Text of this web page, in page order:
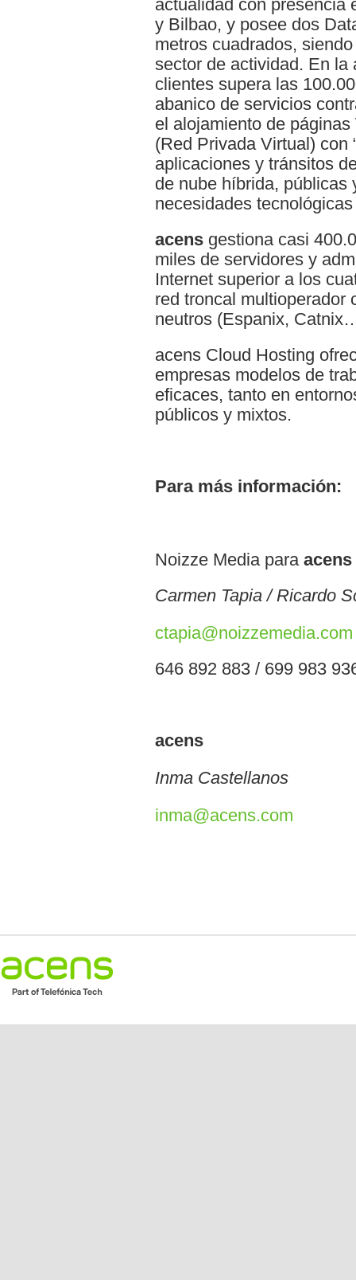
actualidad con presencia
y Bilbao, y posee dos
metros cuadrados,
sector de actividad. En la
clientes supera las
abanico de servicios
el alojamiento de
(Red Privada Virtual) con
aplicaciones y tránsitos
de nube híbrida, públicas
necesidades
acens gestiona casi
miles de servidores y
Internet superior a los
red troncal multioperador
neutros (Espanix,
acens Cloud Hosting
empresas modelos de
eficaces, tanto en
públicos y mixtos.
Para más información:
Noizze Media para acens
Carmen Tapia / Ricardo
ctapia@noizzemedia.com
646 892 883 / 699 983
acens
Inma Castellanos
inma@acens.com